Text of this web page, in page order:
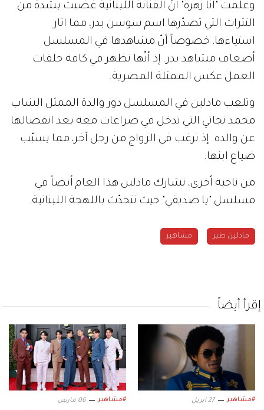
وعلمت "أنا زهرة" أنّ الفنانة اللبنانية غضبت بشدة من
التترات التي تصدّرها اسم سوسن بدر، مما اثار
استياءها، خصوصاً أنّ مشاهدها في المسلسل
أضعاف مشاهد بدر. إذ أنّها تظهر في كافة حلقات
العمل عكس الممثلة المصرية.
وتلعب مادلين في المسلسل دور والدة الممثل الشاب
محمد نجاتي التي تدخل في صراعات معه بعد انفصالها
عن والده. إذ ترغب في الزواج من رجل آخر، مما يسبّب
ضياع ابنها.
من ناحية أخرى، تشارك مادلين هذا العام أيضاً في
مسلسل "يا صديقي" حيث تتحدّث باللهجة اللبنانية.
مادلين طبر مشاهير
إقرأ أيضاً
#مشاهير 27 ابريل #مشاهير 06 مارس